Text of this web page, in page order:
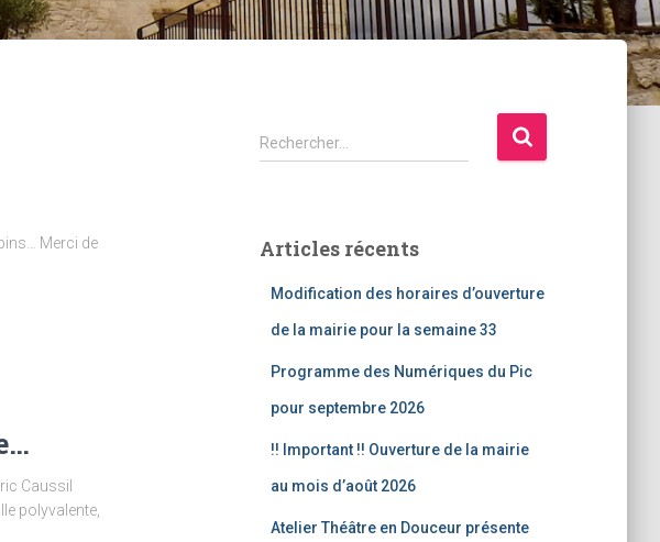
Merci de
Caussil
polyvalente,
R
e
r
Rechercher…
Articles récents
Modification des horaires d’ouverture
de la mairie pour la semaine 33
Programme des Numériques du Pic
pour septembre 2026
!! Important !! Ouverture de la mairie
au mois d’août 2026
Atelier Théâtre en Douceur présente